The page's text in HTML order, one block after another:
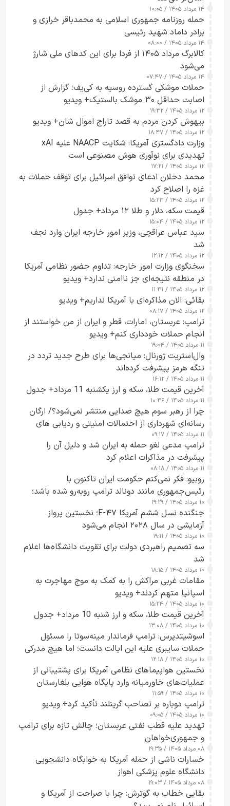
۱۴ مرداد ۱۴۰۵ / ۱۰:۰۵
حمله روزنامه جمهوری اسلامی به محمدباقر خرازی و
برادر داماد شهید رئیسی
۱۴ مرداد ۱۴۰۵ / ۰۸:۰۰
کالابرگ مرداد ۱۴۰۵ از فردا برای این کدهای ملی شارژ
می‌شود
۱۴ مرداد ۱۴۰۵ / ۰۷:۴۷
حملات موشکی گسترده روسیه به کی‌یف؛ گزارش از
اصابت حداقل ۳۰ موشک بالستیک+ ویدیو
۱۲ مرداد ۱۴۰۵ / ۱۹:۳۲
بیهوش کردن مردم به قصد تاراج اموال شان+ ویدیو
۱۲ مرداد ۱۴۰۵ / ۱۸:۴۷
وزارت دادگستری آمریکا: شکایت NAACP علیه xAI
تهدیدی برای نوآوری هوش مصنوعی است
۱۲ مرداد ۱۴۰۵ / ۱۷:۲۱
محمد دحلان ادعای توافق اسرائیل برای توقف حملات به
غزه را اصلاح کرد
۱۲ مرداد ۱۴۰۵ / ۱۵:۲۳
قیمت سکه، دلار و طلا ۱۲ مرداد+ جدول
۱۲ مرداد ۱۴۰۵ / ۱۵:۰۴
سید عباس عراقچی، وزیر امور خارجه ایران وارد نجف
شد
۱۲ مرداد ۱۴۰۵ / ۱۲:۱۲
سخنگوی وزارت امور خارجه: تداوم حضور نظامی آمریکا
در منطقه نتیجه‌ای جز ناامنی ندارد+ ویدیو
۱۲ مرداد ۱۴۰۵ / ۱۱:۴۱
بقائی: الان مذاکره‌ای با آمریکا نداریم+ ویدیو
۱۲ مرداد ۱۴۰۵ / ۰۸:۱۷
ترامپ: عربستان، امارات، قطر و ایران از من خواستند از
انجام حملات خودداری کنم+ ویدیو
۱۱ مرداد ۱۴۰۵ / ۱۹:۰۴
وال‌استریت ژورنال: میانجی‌ها برای طرح جدید تردد در
تنگه هرمز پیشرفت کرده‌اند
۱۱ مرداد ۱۴۰۵ / ۱۶:۱۲
آخرین قیمت طلا، سکه و ارز یکشنبه 11 مرداد+ جدول
۱۱ مرداد ۱۴۰۵ / ۱۰:۴۶
چرا از رهبر سوم هیچ صدایی منتشر نمی‌شود؟/ ارگان
رسانه‌ای شهرداری از احتمالات امنیتی و ردیابی های
جاسوسی گفت
۱۱ مرداد ۱۴۰۵ / ۰۹:۱۷
ترامپ مدعی لغو حمله به ایران شد و دلیل آن را
پیشرفت در مذاکرات اعلام کرد
۱۱ مرداد ۱۴۰۵ / ۰۸:۱۸
روبیو: فکر نمی‌کنم حکومت ایران تاکنون با
رئیس‌جمهوری مانند دونالد ترامپ روبه‌رو شده باشد؛
کسی که واقعاً دست به اقدام می‌زند
۱۰ مرداد ۱۴۰۵ / ۱۹:۲۹
جنگنده نسل ششم آمریکا F-۴۷؛ نخستین پرواز
آزمایشی در سال ۲۰۲۸ انجام می‌شود
۱۰ مرداد ۱۴۰۵ / ۱۹:۱۱
سه تصمیم راهبردی دولت برای تقویت دانشگاه‌ها اعلام
شد
۱۰ مرداد ۱۴۰۵ / ۱۸:۱۵
مقامات غربی مراکش را به کمک به موج مهاجرت به
اسپانیا متهم کردند+ ویدیو
۱۰ مرداد ۱۴۰۵ / ۱۵:۲۴
آخرین قیمت طلا، سکه و ارز شنبه 10 مرداد+ جدول
۱۰ مرداد ۱۴۰۵ / ۱۳:۰۸
اسوشیتدپرس: ترامپ فرماندار مینه‌سوتا را مسئول
حملات سایبری علیه این ایالت دانست؛ اما هیچ مدرکی
ارائه نکرد
۱۰ مرداد ۱۴۰۵ / ۱۲:۱۸
نخستین هواپیماهای نظامی آمریکا برای پشتیبانی از
عملیات‌های خاورمیانه وارد پایگاه هوایی بلغارستان
شدند
۱۰ مرداد ۱۴۰۵ / ۱۱:۵۹
ترامپ دوباره بر تصاحب گرینلند تأکید کرد+ ویدیو
۱۰ مرداد ۱۴۰۵ / ۰۹:۰۵
تهدید علیه قطب نفتی عربستان؛ چالش تازه برای ترامپ
و جمهوری‌خواهان
۰۸ مرداد ۱۴۰۵ / ۱۹:۳۵
خسارات ناشی از حمله آمریکا به خوابگاه دانشجویی
دانشگاه علوم پزشکی اهواز
۰۸ مرداد ۱۴۰۵ / ۱۹:۰۳
بقایی خطاب به گوترش: چرا با صراحت از آمریکا و